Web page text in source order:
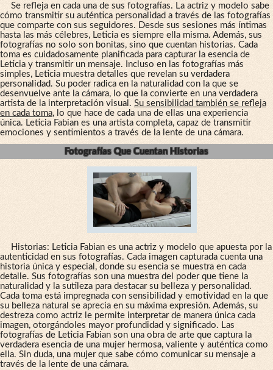
Se refleja en cada una de sus fotografías. La actriz y modelo sabe
cómo transmitir su auténtica personalidad a través de las fotografías
que comparte con sus seguidores. Desde sus sesiones más íntimas
hasta las más célebres, Leticia es siempre ella misma. Además, sus
fotografías no solo son bonitas, sino que cuentan historias. Cada
toma es cuidadosamente planificada para capturar la esencia de
Leticia y transmitir un mensaje. Incluso en las fotografías más
simples, Leticia muestra detalles que revelan su verdadera
personalidad. Su poder radica en la naturalidad con la que se
desenvuelve ante la cámara, lo que la convierte en una verdadera
artista de la interpretación visual. Su sensibilidad también se refleja
en cada toma, lo que hace de cada una de ellas una experiencia
única. Leticia Fabian es una artista completa, capaz de transmitir
emociones y sentimientos a través de la lente de una cámara.
Fotografías Que Cuentan Historias
Historias: Leticia Fabian es una actriz y modelo que apuesta por la
autenticidad en sus fotografías. Cada imagen capturada cuenta una
historia única y especial, donde su esencia se muestra en cada
detalle. Sus fotografías son una muestra del poder que tiene la
naturalidad y la sutileza para destacar su belleza y personalidad.
Cada toma está impregnada con sensibilidad y emotividad en la que
su belleza natural se aprecia en su máxima expresión. Además, su
destreza como actriz le permite interpretar de manera única cada
imagen, otorgándoles mayor profundidad y significado. Las
fotografías de Leticia Fabian son una obra de arte que captura la
verdadera esencia de una mujer hermosa, valiente y auténtica como
ella. Sin duda, una mujer que sabe cómo comunicar su mensaje a
través de la lente de una cámara.